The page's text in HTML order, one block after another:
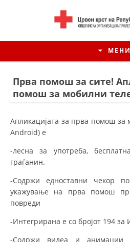
МЕНИ
ИСТОРИЈАТ НА
Прва помош за сите!
помош за мобилни
Апликацијата за прва помош за
Android) е
-лесна за употреба,
граѓанин.
-Содржи едноставни чекор
укажување на прва помош
повреди
-Интегриранa e со бројот 194
-Содржи видеа и анимации